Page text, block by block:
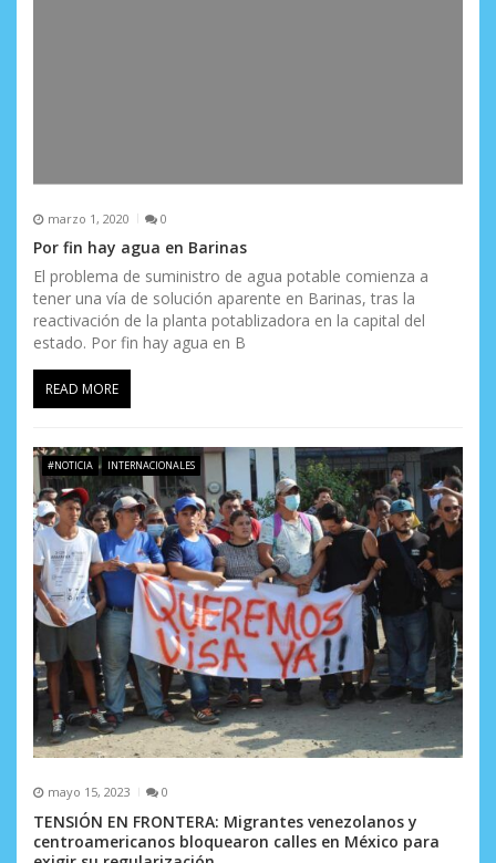
marzo 1, 2020 0
Por fin hay agua en Barinas
El problema de suministro de agua potable comienza a
tener una vía de solución aparente en Barinas, tras la
reactivación de la planta potablizadora en la capital del
estado. Por fin hay agua en B
READ MORE
#NOTICIA INTERNACIONALES
mayo 15, 2023 0
TENSIÓN EN FRONTERA: Migrantes venezolanos y
centroamericanos bloquearon calles en México para